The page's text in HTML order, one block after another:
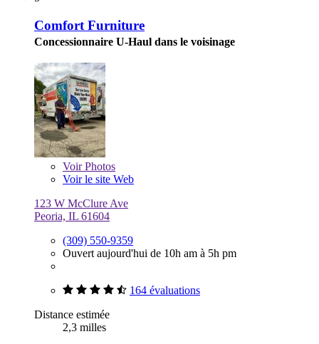
Comfort Furniture
Concessionnaire U-Haul dans le voisinage
VoirPhotos
Voir le site Web
123 W McClure Ave
Peoria, IL 61604
(309) 550-9359
Ouvert aujourd'hui de 10h am à 5h pm
164 évaluations
Distance estimée
2,3 milles